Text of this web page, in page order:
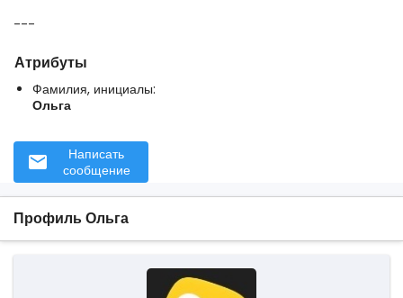
---
Атрибуты
Фамилия, инициалы:
Ольга
Написать
сообщение
Профиль Ольга